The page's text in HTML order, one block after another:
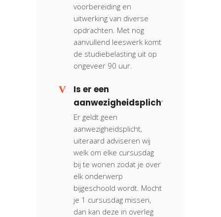
voorbereiding en
uitwerking van diverse
opdrachten. Met nog
aanvullend leeswerk komt
de studiebelasting uit op
ongeveer 90 uur.
Is er een
aanwezigheidsplicht?
Er geldt geen
aanwezigheidsplicht,
uiteraard adviseren wij
welk om elke cursusdag
bij te wonen zodat je over
elk onderwerp
bijgeschoold wordt. Mocht
je 1 cursusdag missen,
dan kan deze in overleg